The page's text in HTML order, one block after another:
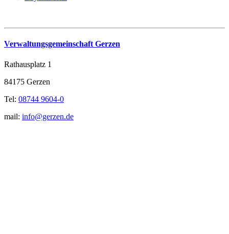
Verwaltungsgemeinschaft Gerzen
Rathausplatz 1
84175 Gerzen
Tel: 08744 9604-0
mail: info@gerzen.de